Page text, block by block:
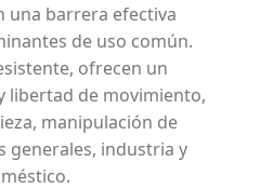
una barrera efectiva
de uso común.
ofrecen un
libertad de movimiento,
manipulación de
generales, industria y